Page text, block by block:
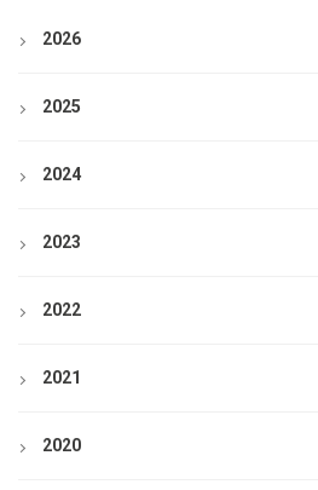
2026
2025
2024
2023
2022
2021
2020